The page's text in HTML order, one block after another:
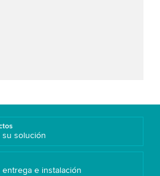
su solución
e instalación